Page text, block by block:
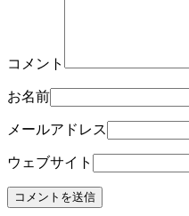
コメント
お名前
メールアドレス
ウェブサイト